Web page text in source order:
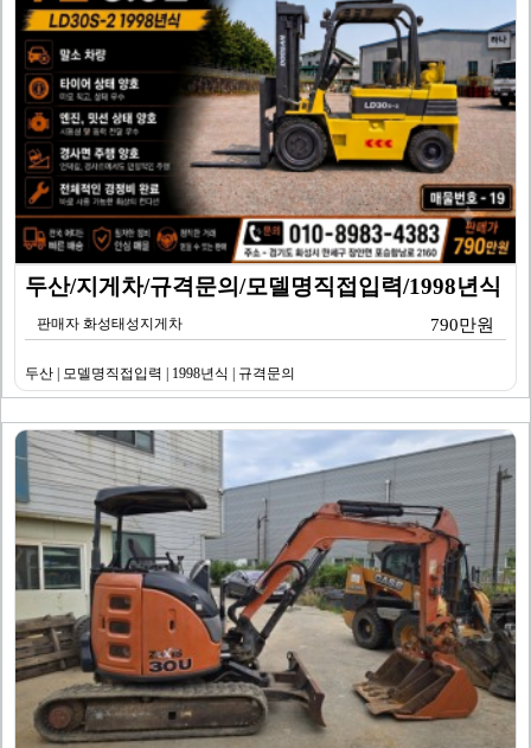
두산/지게차/규격문의/모델명직접입력/1998년식
판매자 화성태성지게차 790만원
두산 | 모델명직접입력 | 1998년식 | 규격문의